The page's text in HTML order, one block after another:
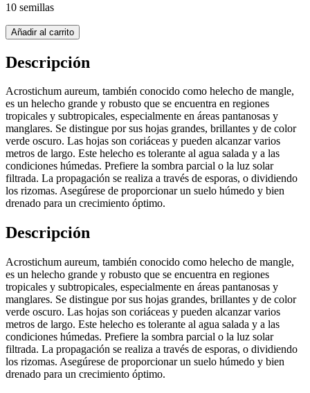
10 semillas
Añadir al carrito
Descripción
Acrostichum aureum, también conocido como helecho de mangle,
es un helecho grande y robusto que se encuentra en regiones
tropicales y subtropicales, especialmente en áreas pantanosas y
manglares. Se distingue por sus hojas grandes, brillantes y de color
verde oscuro. Las hojas son coriáceas y pueden alcanzar varios
metros de largo. Este helecho es tolerante al agua salada y a las
condiciones húmedas. Prefiere la sombra parcial o la luz solar
filtrada. La propagación se realiza a través de esporas, o dividiendo
los rizomas. Asegúrese de proporcionar un suelo húmedo y bien
drenado para un crecimiento óptimo.
Descripción
Acrostichum aureum, también conocido como helecho de mangle,
es un helecho grande y robusto que se encuentra en regiones
tropicales y subtropicales, especialmente en áreas pantanosas y
manglares. Se distingue por sus hojas grandes, brillantes y de color
verde oscuro. Las hojas son coriáceas y pueden alcanzar varios
metros de largo. Este helecho es tolerante al agua salada y a las
condiciones húmedas. Prefiere la sombra parcial o la luz solar
filtrada. La propagación se realiza a través de esporas, o dividiendo
los rizomas. Asegúrese de proporcionar un suelo húmedo y bien
drenado para un crecimiento óptimo.